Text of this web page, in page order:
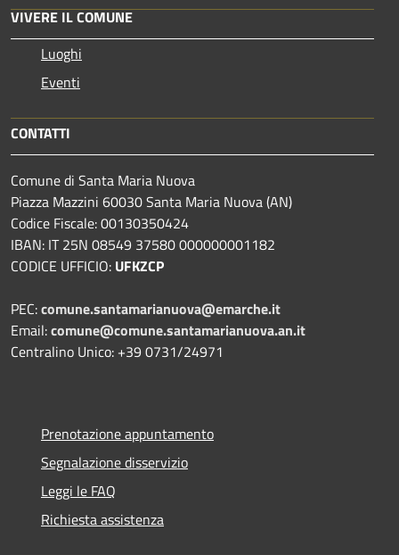
VIVERE IL COMUNE
Luoghi
Eventi
CONTATTI
Comune di Santa Maria Nuova
Piazza Mazzini 60030 Santa Maria Nuova (AN)
Codice Fiscale: 00130350424
IBAN: IT 25N 08549 37580 000000001182
CODICE UFFICIO: UFKZCP
PEC:comune.santamarianuova@emarche.it
Email:comune@comune.santamarianuova.an.it
Centralino Unico: +39 0731/24971
Prenotazione appuntamento
Segnalazione disservizio
Leggi le FAQ
Richiesta assistenza